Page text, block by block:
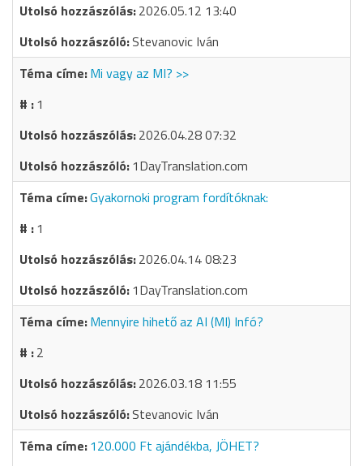
2026.05.12 13:40
Stevanovic Iván
Mi vagy az MI? >>
1
2026.04.28 07:32
1DayTranslation.com
Gyakornoki program fordítóknak:
1
2026.04.14 08:23
1DayTranslation.com
Mennyire hihető az AI (MI) Infó?
2
2026.03.18 11:55
Stevanovic Iván
120.000 Ft ajándékba, JÖHET?